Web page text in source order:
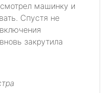
машинку и
Спустя не
закрутила